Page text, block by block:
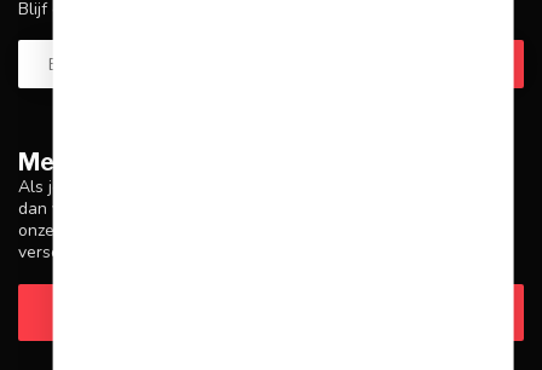
Meer informatie
Als je vragen hebt over onze producten of je aankoop, zorg er
dan voor dat je onze klantenservicepagina bezoekt. Hier vind je
onze bedrijfsgegevens, antwoorden op veelgestelde vragen en
verschillende manieren om contact met ons op te nemen.
Blijf op de hoogte over onze laatste acties